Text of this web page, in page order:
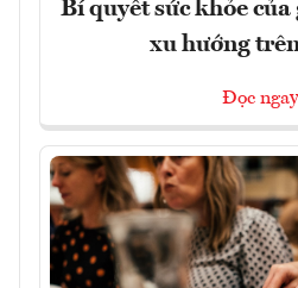
Bí quyết sức khỏe
xu hướng
Đọc ngay